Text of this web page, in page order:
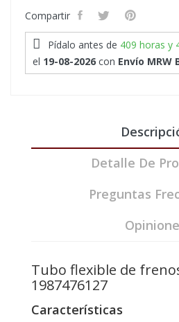
Compartir
Pídalo antes de 409 horas y
el 19-08-2026 con Envío MRW
Detalle De
Preguntas
Tubo flexible de
1987476127
Características